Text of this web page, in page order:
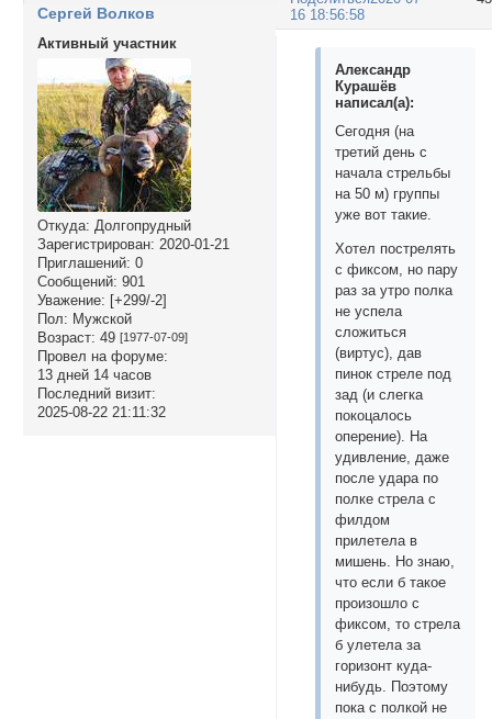
16 18:56:58
Сергей Волков
Активный участник
Откуда: Долгопрудный
Зарегистрирован: 2020-01-21
Приглашений: 0
Сообщений: 901
Уважение: [+299/-2]
Пол: Мужской
Возраст: 49 [1977-07-09]
Провел на форуме:
13 дней 14 часов
Последний визит:
2025-08-22 21:11:32
Александр
Курашёв
написал(а):
Сегодня (на
третий день с
начала стрельбы
на 50 м) группы
уже вот такие.
Хотел пострелять
с фиксом, но пару
раз за утро полка
не успела
сложиться
(виртус), дав
пинок стреле под
зад (и слегка
покоцалось
оперение). На
удивление, даже
после удара по
полке стрела с
филдом
прилетела в
мишень. Но знаю,
что если б такое
произошло с
фиксом, то стрела
б улетела за
горизонт куда-
нибудь. Поэтому
пока с полкой не